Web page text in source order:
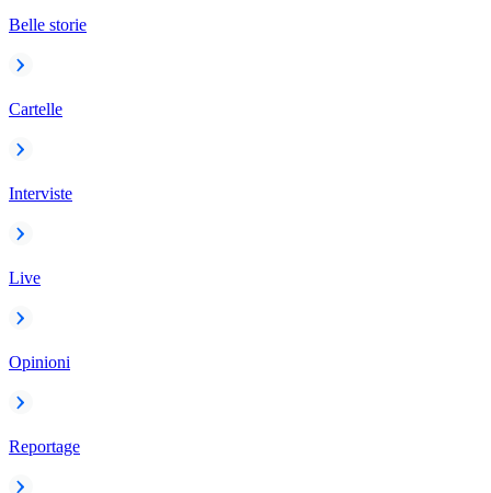
Belle storie
Cartelle
Interviste
Live
Opinioni
Reportage